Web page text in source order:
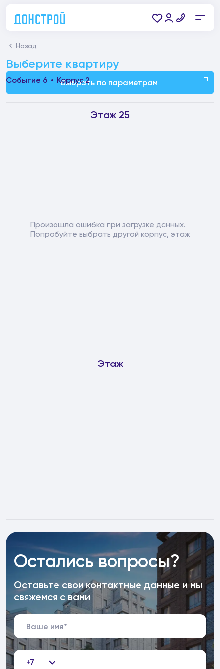
Назад
Выберите квартиру
Выбрать по параметрам
Событие 6 Корпус 2
Этаж 25
Произошла ошибка при загрузке данных.
Попробуйте выбрать другой корпус, этаж
Этаж
Остались вопросы?
Оставьте свои контактные данные и мы
свяжемся с вами
+7